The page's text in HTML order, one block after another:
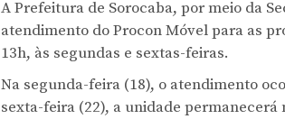
A Prefeitura de Sorocaba, por meio da
atendimento do Procon Móvel para as
13h, às segundas e sextas-feiras.
Na segunda-feira (18), o atendimento
sexta-feira (22), a unidade